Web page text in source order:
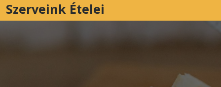
Szerveink Ételei